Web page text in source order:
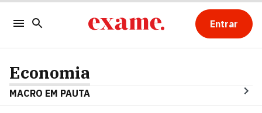
Entrar
Economia
MACRO EM PAUTA